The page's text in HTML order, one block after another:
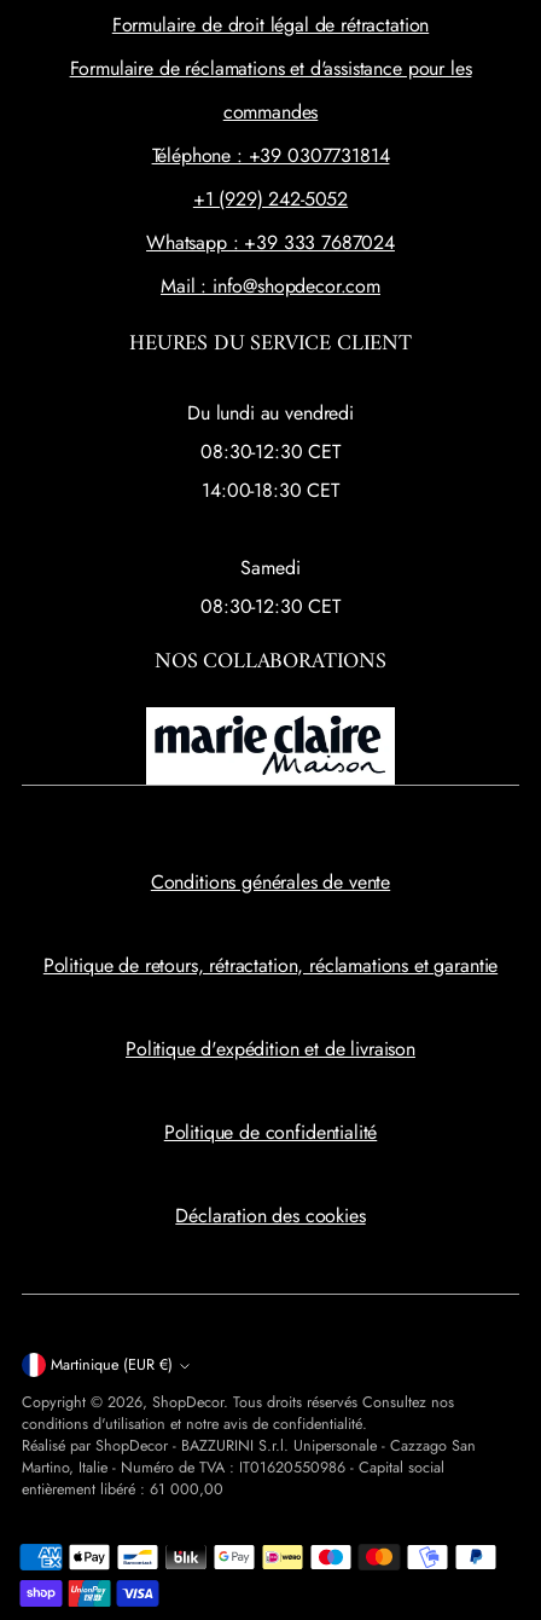
Formulaire de droit légal de rétractation
Formulaire de réclamations et d'assistance pour les
commandes
Téléphone : +39 0307731814
+1 (929) 242-5052
Whatsapp : +39 333 7687024
Mail : info@shopdecor.com
HEURES DU SERVICE CLIENT
Du lundi au vendredi
08:30-12:30 CET
14:00-18:30 CET
Samedi
08:30-12:30 CET
NOS COLLABORATIONS
Conditions générales de vente
Politique de retours, rétractation, réclamations et garantie
Politique d'expédition et de livraison
Politique de confidentialité
Déclaration des cookies
Devise
Martinique (EUR €)
Copyright © 2026, ShopDecor. Tous droits réservés Consultez nos
conditions d'utilisation et notre avis de confidentialité.
Réalisé par ShopDecor - BAZZURINI S.r.l. Unipersonale - Cazzago San
Martino, Italie - Numéro de TVA : IT01620550986 - Capital social
entièrement libéré : 61 000,00